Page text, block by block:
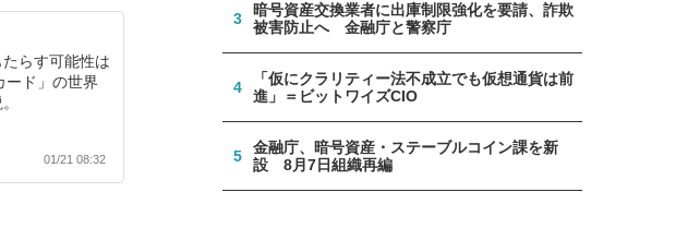
らす可能性は
ード」の世界
01/21 08:32
3
暗号資産交換業者に出庫制限強化を要請、詐欺
被害防止へ 金融庁と警察庁
4
「仮にクラリティー法不成立でも仮想通貨は前
進」＝ビットワイズCIO
5
金融庁、暗号資産・ステーブルコイン課を新
設 8月7日組織再編